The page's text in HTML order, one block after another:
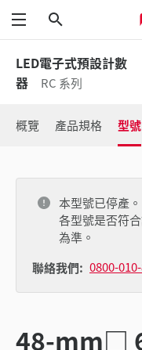
功能表
LED電子式預設計數
器
RC 系列
概覽 產品規格 型號
本型號已停產。
各型號是否符
為準。
聯絡我們: 0800-
48-mm□